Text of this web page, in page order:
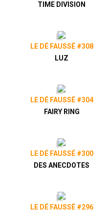
TIME DIVISION
LE DÉ FAUSSÉ #308
LUZ
LE DÉ FAUSSÉ #304
FAIRY RING
LE DÉ FAUSSÉ #300
DES ANECDOTES
LE DÉ FAUSSÉ #296